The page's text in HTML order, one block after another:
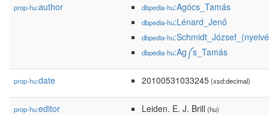
prop-hu:author dbpedia-hu:Agócs_Tamás
dbpedia-hu:Lénard_Jenő
dbpedia-hu
dbpedia-hu:Ag༼s_Tamás
prop-hu:date 20100531033245(xsd:decimal)
prop-hu:editor Leiden. E. J. Brill (hu)